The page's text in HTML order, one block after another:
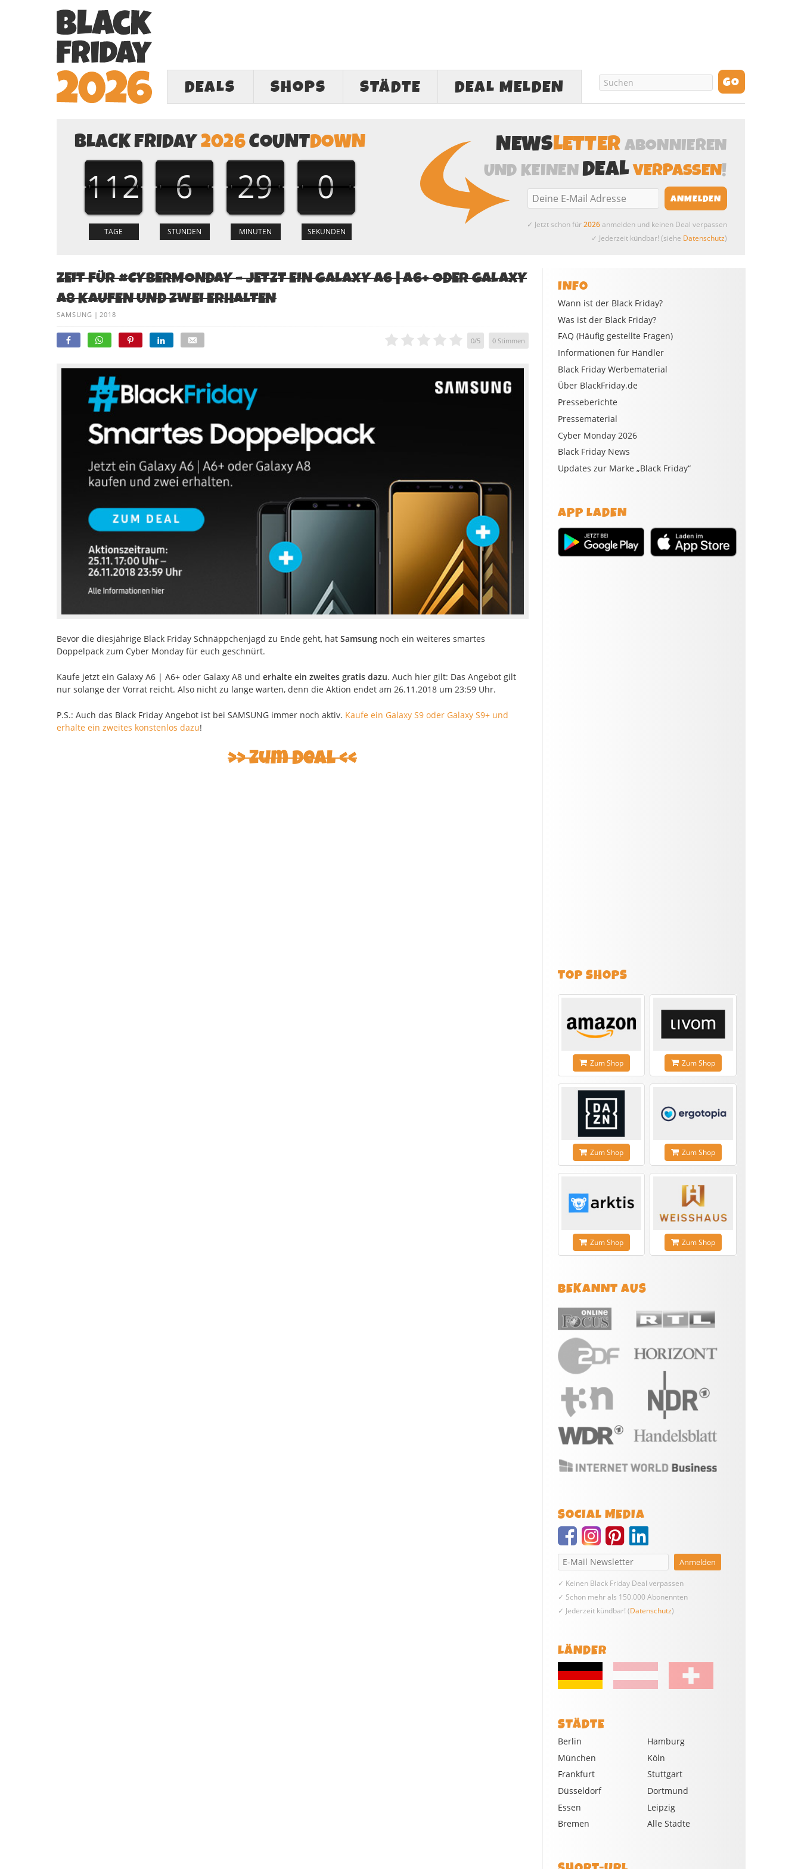
DEALS SHOPS STÄDTE DEAL MELDEN
BLACK FRIDAY2026COUNTDOWN
112 6 28 59
NEWSLETTERABONNIEREN
UND KEINENDEALVERPASSEN!
✓ Jetzt schon für2026anmelden und keinen Deal verpassen
✓ Jederzeit kündbar! (siehe Datenschutz)
ZEIT FÜR #CYBERMONDAY – JETZT EIN GALAXY A6 | A6+ ODER GALAXY
A8 KAUFEN UND ZWEI ERHALTEN
SAMSUNG | 2018
0/5 0Stimmen
Bevor die diesjährige Black Friday Schnäppchenjagd zu Ende geht, hat Samsungnoch ein weiteres smartes
Doppelpack zum Cyber Monday für euch geschnürt.
Kaufe jetzt ein Galaxy A6 | A6+ oder Galaxy A8 und erhalte ein zweites gratis dazu. Auch hier gilt: Das Angebot gilt
nur solange der Vorrat reicht. Also nicht zu lange warten, denn die Aktion endet am 26.11.2018 um 23:59 Uhr.
P.S.: Auch das Black Friday Angebot ist bei SAMSUNG immer noch aktiv. Kaufe ein Galaxy S9 oder Galaxy S9+ und
erhalte ein zweites konstenlos dazu!
>> Zum Deal <<
INFO
Wann ist der Black Friday?
Was ist der Black Friday?
FAQ (Häufig gestellte Fragen)
Informationen für Händler
Black Friday Werbematerial
Über BlackFriday.de
Presseberichte
Pressematerial
Cyber Monday 2026
Black Friday News
Updates zur Marke „Black Friday“
APP LADEN
TOP SHOPS
Zum Shop Zum Shop
Zum Shop Zum Shop
Zum Shop Zum Shop
BEKANNT AUS
SOCIAL MEDIA
✓ Keinen Black Friday Deal verpassen
✓ Schon mehr als 150.000 Abonennten
✓ Jederzeit kündbar! (Datenschutz)
LÄNDER
STÄDTE
Berlin
Hamburg
München
Köln
Frankfurt
Stuttgart
Düsseldorf
Dortmund
Essen
Leipzig
Bremen
Alle Städte